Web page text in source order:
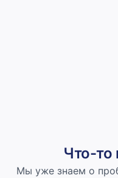
Что-то
Мы уже знаем о